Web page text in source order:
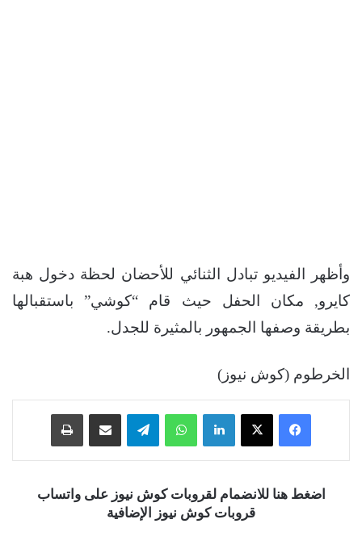
وأظهر الفيديو تبادل الثنائي للأحضان لحظة دخول هبة
كايرو, مكان الحفل حيث قام “كوشي” باستقبالها
بطريقة وصفها الجمهور بالمثيرة للجدل.
الخرطوم (كوش نيوز)
فيسبوك ‫X لينكدإن واتساب تيلقرام
اضغط هنا للانضمام لقروبات كوش نيوز على واتساب
قروبات كوش نيوز الإضافية